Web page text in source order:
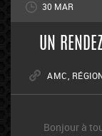
30 MAR
UN
AMC
Bonjour à